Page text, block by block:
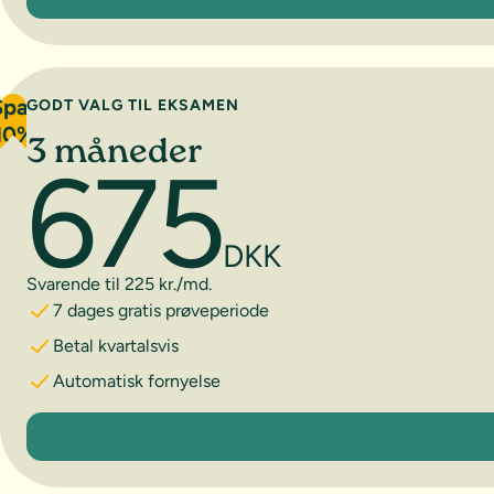
GODT VALG TIL EKSAMEN
3 måneder
675DKK
Svarende til 225 kr./md.
7 dages gratis prøveperiode
Betal kvartalsvis
Automatisk fornyelse
3 måneder